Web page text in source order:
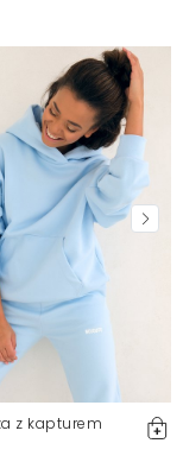
z kapturem